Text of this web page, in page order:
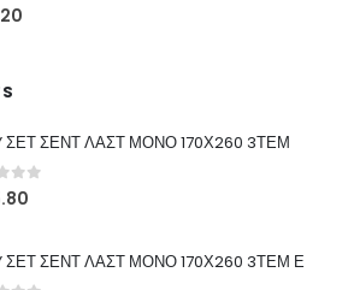
of 5
ΣΕΤ ΣΕΝΤ ΛΑΣΤ ΜΟΝΟ 170Χ260 3ΤΕΜ
of 5
ΣΕΤ ΣΕΝΤ ΛΑΣΤ ΜΟΝΟ 170Χ260 3ΤΕΜ Ε